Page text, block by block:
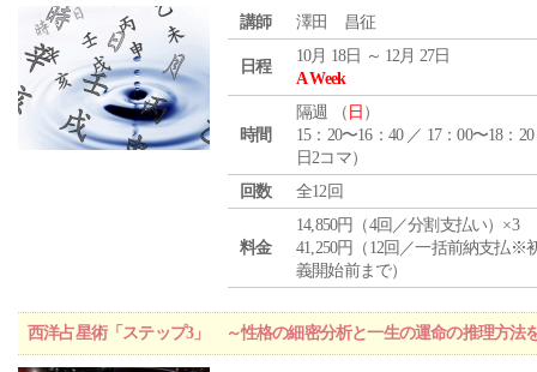
講師 澤田 昌征
日程
10月 18日 ～ 12月 27日
A Week
時間
隔週 （ 日 ）
15：20〜16：40 ／ 17：00〜18：
日2コマ）
回数
全12回
料金
14,850円（4回／分割支払い）×3
41,250円（12回／一括前納支払※
義開始前まで）
西洋占星術「ステップ3」 ～性格の細密分析と一生の運命の推理方法